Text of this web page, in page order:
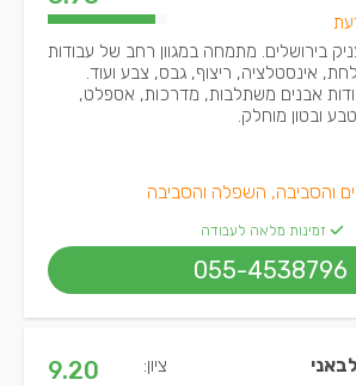
בירושלים. מתמחה במגוון רחב של עבודות
אינסטלציה, ריצוף, גבס, צבע ועוד.
אבנים משתלבות, מדרכות, אספלט,
ובטון מוחלק.
והסביבה, השפלה והסביבה
זמינות מלאה לעבודה
055-4538796
ציון: 9.20